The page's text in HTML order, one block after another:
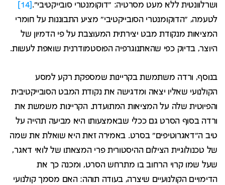
ושרלוונטית ללא מעט מסרטיה: "דוקומנטרי סובייקטיבי". [14]
לטעמה, "הדוקומנטרי הסובייקטיבי" מציע התבוננות על חומרי
המציאות מנקודת מבט יצירתית המעוצבת על פי הדמיון של
היוצר, בדיוק כפי שהאתנוגרפיה הפוסטמודרנית שואפת לעשות.
בנוסף, ורדה משתמשת בקריינות שמספקת רקע למסע
הקולנועי שאליו יצאה ומדגישה את נקודת המבט הסובייקטיבית
והפיוטית שלה על המציאות המתועדת. הקריינות משמשת את
ורדה בסוף הסרט גם ככלי שבאמצעותו היא מביעה תהייה על
טיב ה"דאגרוטיפים" בסרט. באמירה זאת היא שואלת את שמה
של טכנולוגיית הצילום ההיסטורית פרי המצאתו של לואי דאגר,
שעל שמו קרוי הרחוב בו מתרחש הסרט, ומכנה כך את
הדימויים הקולנועיים שיצרה, בעודה תוהה: האם מסמך קולנועי